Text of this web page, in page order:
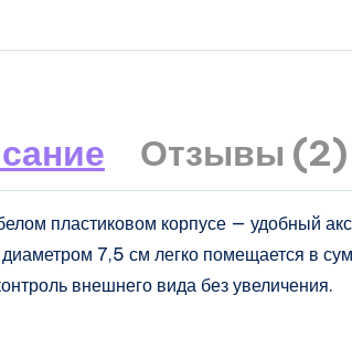
Отзывы (2)
пластиковом корпусе — удобный
7,5 см легко помещается в
внешнего вида без увеличения.